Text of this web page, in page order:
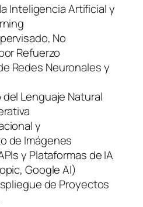
Inteligencia Artificial y
No
Refuerzo
Redes Neuronales y
Lenguaje Natural
y
de Imágenes
y Plataformas de IA
Google AI)
de Proyectos